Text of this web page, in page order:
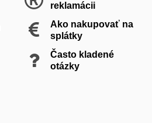
reklamácii
Ako nakupovať na
splátky
Často kladené
otázky